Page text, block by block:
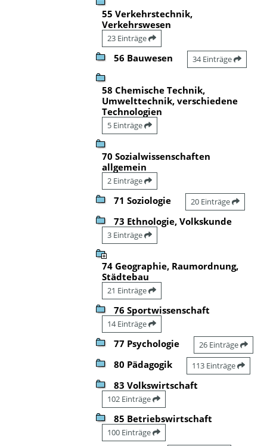
55 Verkehrstechnik,
Verkehrswesen
23 Einträge
56 Bauwesen 34 Einträge
58 Chemische Technik,
Umwelttechnik, verschiedene
Technologien
5 Einträge
70 Sozialwissenschaften
allgemein
2 Einträge
71 Soziologie 20 Einträge
73 Ethnologie, Volkskunde
3 Einträge
74 Geographie, Raumordnung,
Städtebau
21 Einträge
76 Sportwissenschaft
14 Einträge
77 Psychologie 26 Einträge
80 Pädagogik 113 Einträge
83 Volkswirtschaft
102 Einträge
85 Betriebswirtschaft
100 Einträge